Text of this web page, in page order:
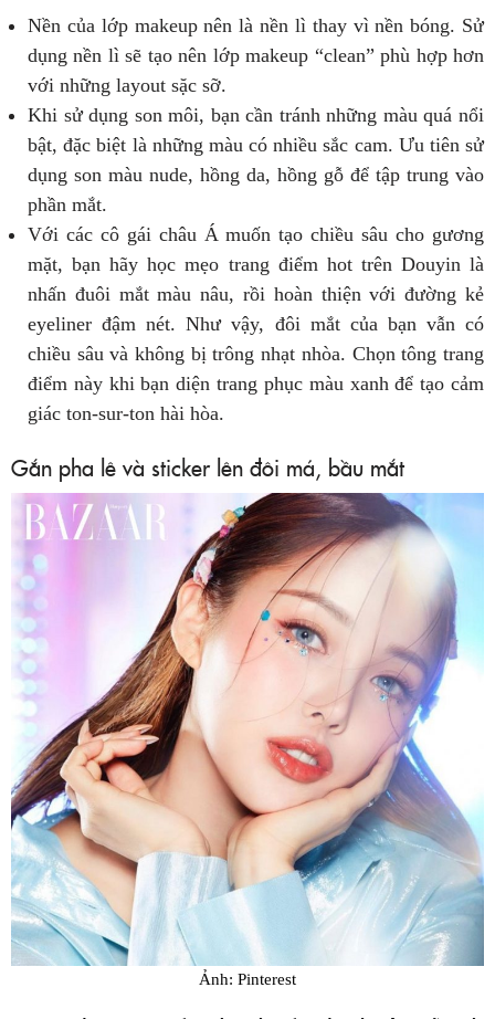
Nền của lớp makeup nên là nền lì thay vì nền bóng. Sử
dụng nền lì sẽ tạo nên lớp makeup “clean” phù hợp hơn
với những layout sặc sỡ.
Khi sử dụng son môi, bạn cần tránh những màu quá nổi
bật, đặc biệt là những màu có nhiều sắc cam. Ưu tiên sử
dụng son màu nude, hồng da, hồng gỗ để tập trung vào
phần mắt.
Với các cô gái châu Á muốn tạo chiều sâu cho gương
mặt, bạn hãy học mẹo trang điểm hot trên Douyin là
nhấn đuôi mắt màu nâu, rồi hoàn thiện với đường kẻ
eyeliner đậm nét. Như vậy, đôi mắt của bạn vẫn có
chiều sâu và không bị trông nhạt nhòa. Chọn tông trang
điểm này khi bạn diện trang phục màu xanh để tạo cảm
giác ton-sur-ton hài hòa.
Gắn pha lê và sticker lên đôi má, bầu mắt
Ảnh: Pinterest